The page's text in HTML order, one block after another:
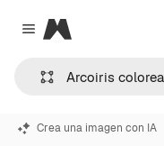
Close menu
Magnific
Crea una imagen con IA